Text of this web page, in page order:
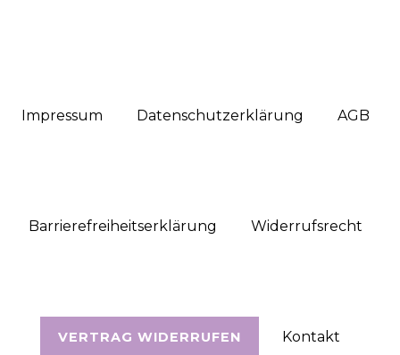
Impressum Daten­schutz­erklärung AGB
Barrierefreiheitserklärung Widerrufs­recht
VERTRAG WIDERRUFEN Kontakt